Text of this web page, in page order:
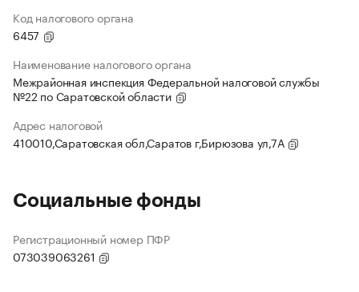
Код налогового органа
6457
Наименование налогового органа
Межрайонная инспекция Федеральной налоговой службы
№22 по Саратовской области
Адрес налоговой
410010,Саратовская обл,Саратов г,Бирюзова ул,7А
Социальные фонды
Регистрационный номер ПФР
073039063261